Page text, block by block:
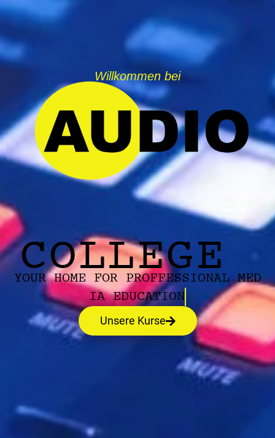
Willkommen bei
COLLEGE
YOUR HOME FOR PROFFESSIONAL MED
IA EDUCATION
Unsere Kurse